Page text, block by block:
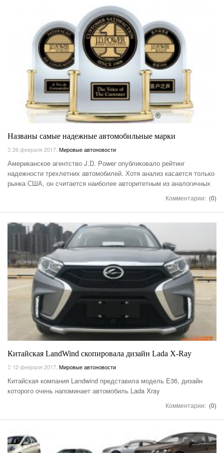
Названы самые надежные автомобильные марки
26 февраля 2017 Мировые автоновости
Американское агентство J.D. Power опубликовало рейтинг
надежности трехлетних автомобилей. Хотя анализ касается только
рынка США, он считается наиболее авторитетным из аналогичных
Комментарии: (0)
Китайская LandWind скопировала дизайн Lada X-Ray
12 февраля 2017 Мировые автоновости
Китайская компания Landwind представила модель E36, дизайн
которого очень напоминает автомобиль Lada Xray
Комментарии: (0)